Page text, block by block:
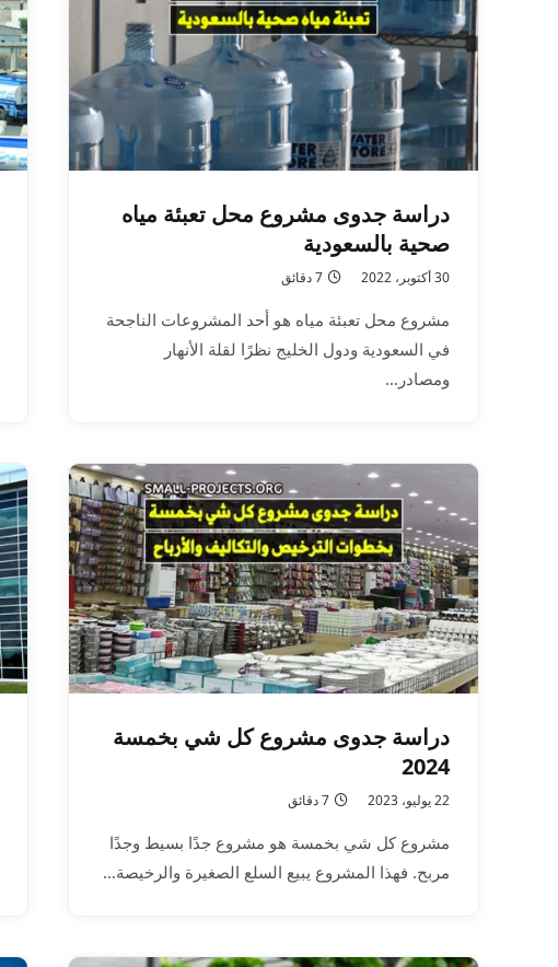
دراسة جدوى مشروع محل تعبئة مياه
صحية بالسعودية
30 أكتوبر، 2022 7 دقائق
مشروع محل تعبئة مياه هو أحد المشروعات الناجحة
في السعودية ودول الخليج نظرًا لقلة الأنهار
ومصادر…
دراسة جدوى مشروع كل شي بخمسة
2024
22 يوليو، 2023 7 دقائق
مشروع كل شي بخمسة هو مشروع جدًا بسيط وجدًا
مربح. فهذا المشروع يبيع السلع الصغيرة والرخيصة…